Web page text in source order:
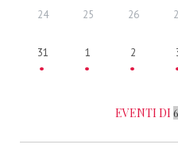
24 25 26
31 1 2
EVENTI DI